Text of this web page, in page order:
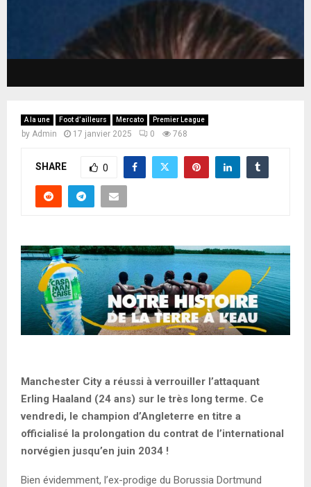
A la une Foot d’ailleurs Mercato Premier League
by Admin 17 janvier 2025 0 768
SHARE 0
Manchester City a réussi à verrouiller l’attaquant
Erling Haaland (24 ans) sur le très long terme. Ce
vendredi, le champion d’Angleterre en titre a
officialisé la prolongation du contrat de l’international
norvégien jusqu’en juin 2034 !
Bien évidemment, l’ex-prodige du Borussia Dortmund